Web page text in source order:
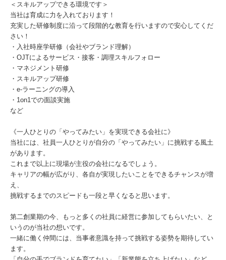
＜スキルアップできる環境です＞
当社は育成に力を入れております！
充実した研修制度に沿って段階的な教育を行いますので安心してくだ
さい！
・入社時座学研修（会社やブランド理解）
・OJTによるサービス・接客・調理スキルフォロー
・マネジメント研修
・スキルアップ研修
・e-ラーニングの導入
・1on1での面談実施
など
《一人ひとりの「やってみたい」を実現できる会社に》
当社には、社員一人ひとりが自分の「やってみたい」に挑戦する風土
があります。
これまで以上に現場が主役の会社になるでしょう。
キャリアの幅が広がり、各自が実現したいことをできるチャンスが増
え、
挑戦するまでのスピードも一段と早くなると思います。
第二創業期の今、もっと多くの社員に経営に参加してもらいたい、と
いうのが当社の想いです。
一緒に働く仲間には、当事者意識を持って挑戦する姿勢を期待してい
ます。